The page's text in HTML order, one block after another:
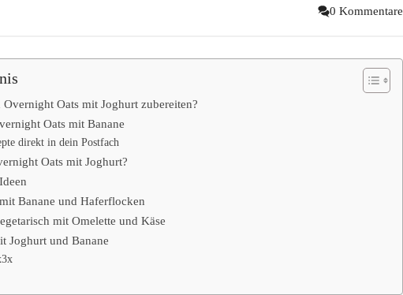
0 Kommentare
Oats mit Joghurt zubereiten?
Oats mit Banane
direkt in dein Postfach
Oats mit Joghurt?
Banane und Haferflocken
mit Omelette und Käse
Joghurt und Banane